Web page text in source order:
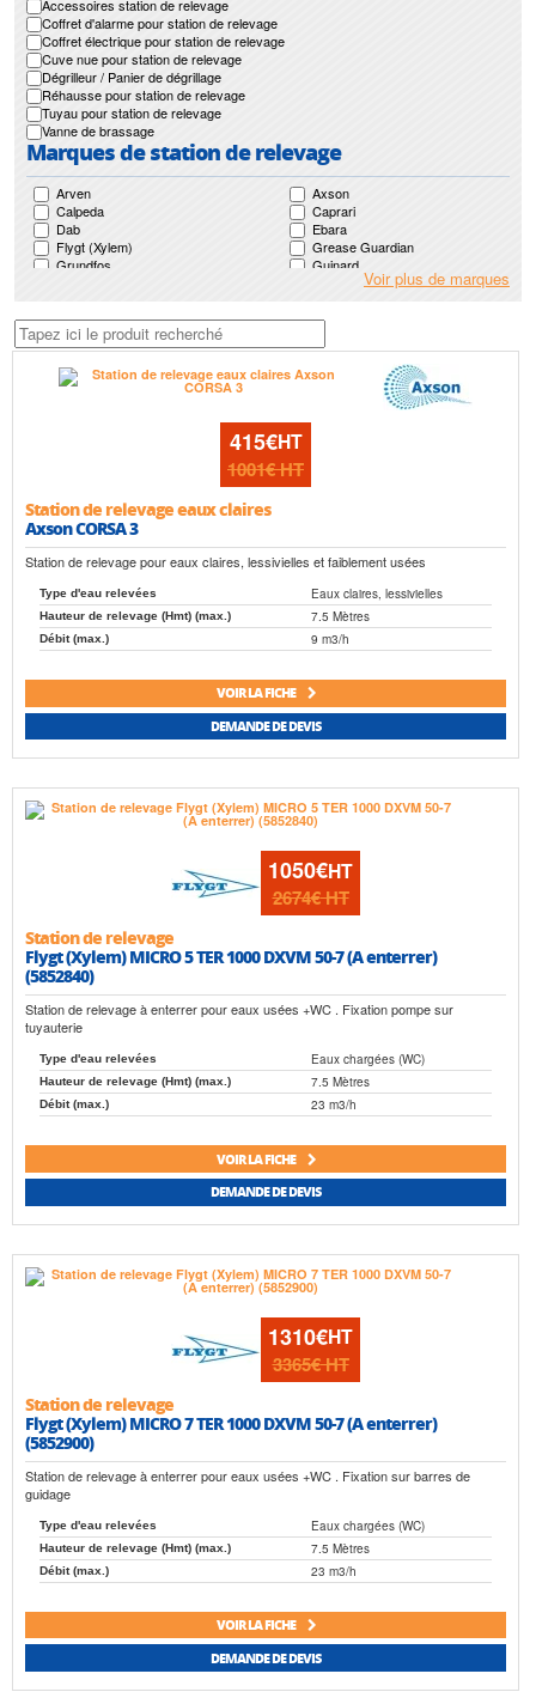
Accessoires station de relevage
Coffret d'alarme pour station de relevage
Coffret électrique pour station de relevage
Cuve nue pour station de relevage
Dégrilleur / Panier de dégrillage
Réhausse pour station de relevage
Tuyau pour station de relevage
Vanne de brassage
Marques de station de relevage
Arven
Axson
Calpeda
Caprari
Dab
Ebara
Flygt (Xylem)
Grease Guardian
Grundfos
Guinard
Ksb
Leroy Somer
Lowara (Xylem)
Mr Pompes
Nocchi (Pentair)
Pedrollo
Renson
Salmson
Voir plus de marques
415€HT
1001€HT
Station de relevage eaux claires
Axson CORSA 3
Station de relevage pour eaux claires, lessivielles et faiblement usées
Type d'eau relevées Eaux claires, lessivielles
Hauteur de relevage (Hmt) (max.) 7.5 Mètres
Débit (max.) 9 m3/h
VOIR LA FICHE
DEMANDE DE DEVIS
1050€HT
2674€HT
Station de relevage
Flygt (Xylem) MICRO 5 TER 1000 DXVM 50-7 (A enterrer)
(5852840)
Station de relevage à enterrer pour eaux usées +WC . Fixation pompe sur
tuyauterie
Type d'eau relevées Eaux chargées (WC)
Hauteur de relevage (Hmt) (max.) 7.5 Mètres
Débit (max.) 23 m3/h
VOIR LA FICHE
DEMANDE DE DEVIS
1310€HT
3365€HT
Station de relevage
Flygt (Xylem) MICRO 7 TER 1000 DXVM 50-7 (A enterrer)
(5852900)
Station de relevage à enterrer pour eaux usées +WC . Fixation sur barres de
guidage
Type d'eau relevées Eaux chargées (WC)
Hauteur de relevage (Hmt) (max.) 7.5 Mètres
Débit (max.) 23 m3/h
VOIR LA FICHE
DEMANDE DE DEVIS